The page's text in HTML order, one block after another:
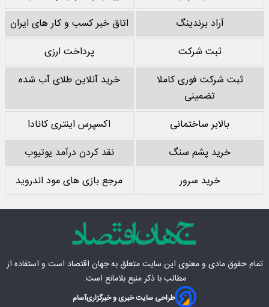
آراد برندینگ
اتاق خبر کسب و کار های ایران
ثبت شرکت
پرداخت ارزی
ثبت شرکت فوری کاملا
تضمینی
خرید آنلاین طلای آب شده
بالابر ساختمانی
اکسپرس اینتری کانادا
خرید پشم سنگ
نقد کردن درآمد یوتیوب
خرید سرور
مرجع بازی های مود اندروید
تمام حقوق مادی‌ و معنوی این سایت متعلق بهجهان اقتصاد است و استفاده از
مطالب با ذکر منبع بلامانع است.
طراحی سایت خبری و خبرگزاریآسام